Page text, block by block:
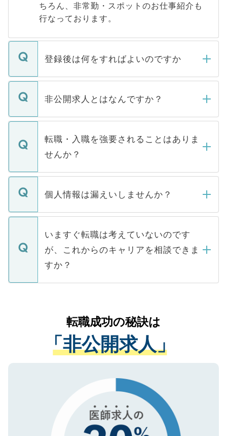
ちろん、非常勤・スポットのお仕事紹介も
行なっております。
登録後は何をすればよいのですか
ご登録いただきましたら、弊社担当者がご
登録内容を確認し、その後メールもしくは
ます。通常、5営業日以内にはご連絡をせて
いただきますので、しばらくお待ちくださ
非公開求人とはなんですか？
マイナビDOCTORで取り扱っている求人の
うち約3割は、Webサイトからご覧いただ
けない「非公開求人」です。非公開求人は
下記の理由によって、一般には公開してい
ません。
■応募殺到を避けるため 人気のある医療機
関を公にしてしまうと、応募が殺到する場
に、医療機関が求める条件に合った人材の
みを人材紹介会社に依頼するケースが増え
ています。
転職・入職を強要されることはありま
せんか？
転職・入職を強要することは一切ありませ
ん。また、仮に応募先から内定をいただい
定を承諾する必要はありません。内定先へ
の辞退の連絡はキャリアパートナーが行い
個人情報は漏えいしませんか？
個人情報が漏えいすることはありませんの
で、ご安心ください。当サイトからの登録
などで収集したご登録者様の個人情報は、
ご本人のキャリアアップおよび転職活動の
支援を目的に使用いたします。お預かりし
ているすべての個人データはご本人の許可
は、個人情報の取り扱いについての厳密な
管理基準を満たした事業者のみに付与され
る、プライバシーマークを取得済みです。
で、機密保持に関してもご安心ください。
いますぐ転職は考えていないのです
が、これからのキャリアを相談できま
すか？
かがいして、現在の医療機関の状況や紹介
経験をまじえながら、適切なアドバイスを
させていただきます。すぐにご転職をされ
ない方には、長期的なサポートが可能です
ので、まずはご登録ください。
転職成功の秘訣は
「非公開求人」